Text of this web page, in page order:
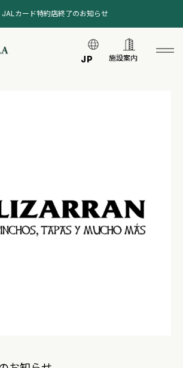
JALカード特約店終了のお知らせ
JP 施設案内